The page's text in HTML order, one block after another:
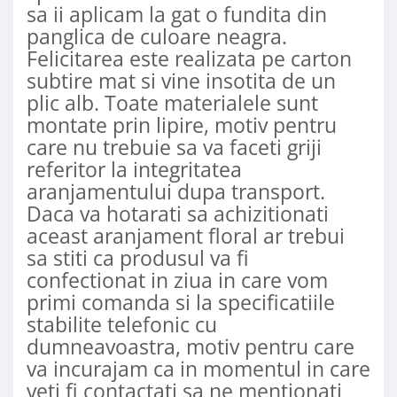
sa ii aplicam la gat o fundita din
panglica de culoare neagra.
Felicitarea este realizata pe carton
subtire mat si vine insotita de un
plic alb. Toate materialele sunt
montate prin lipire, motiv pentru
care nu trebuie sa va faceti griji
referitor la integritatea
aranjamentului dupa transport.
Daca va hotarati sa achizitionati
aceast aranjament floral ar trebui
sa stiti ca produsul va fi
confectionat in ziua in care vom
primi comanda si la specificatiile
stabilite telefonic cu
dumneavoastra, motiv pentru care
va incurajam ca in momentul in care
veti fi contactati sa ne mentionati